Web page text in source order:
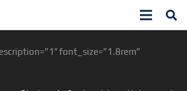
font_size=”1.8rem”